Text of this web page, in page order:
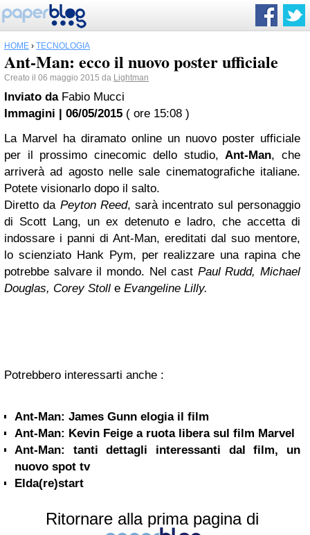
HOME › TECNOLOGIA
Ant-Man: ecco il nuovo poster ufficiale
Creato il 06 maggio 2015 da Lightman
Inviato da Fabio Mucci
Immagini | 06/05/2015 ( ore 15:08 )
La Marvel ha diramato online un nuovo poster ufficiale
per il prossimo cinecomic dello studio,Ant-Man, che
arriverà ad agosto nelle sale cinematografiche italiane.
Potete visionarlo dopo il salto.
Diretto da Peyton Reed, sarà incentrato sul personaggio
di Scott Lang, un ex detenuto e ladro, che accetta di
indossare i panni di Ant-Man, ereditati dal suo mentore,
lo scienziato Hank Pym, per realizzare una rapina che
potrebbe salvare il mondo. Nel cast Paul Rudd, Michael
Douglas, Corey Stoll e Evangeline Lilly.
Potrebbero interessarti anche :
Ant-Man: James Gunn elogia il film
Ant-Man: Kevin Feige a ruota libera sul film Marvel
Ant-Man: tanti dettagli interessanti dal film, un
nuovo spot tv
Elda(re)start
Ritornare alla prima pagina di